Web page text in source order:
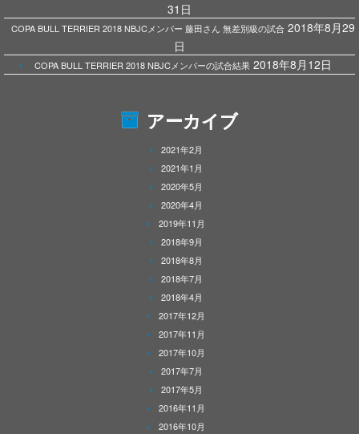
31日
COPA BULL TERRIER 2018 NBJCメンバー 藤田さん 無差別級の試合 2018年8月29
日
COPA BULL TERRIER 2018 NBJCメンバーの試合結果 2018年8月12日
アーカイブ
2021年2月
2021年1月
2020年5月
2020年4月
2019年11月
2018年9月
2018年8月
2018年7月
2018年4月
2017年12月
2017年11月
2017年10月
2017年7月
2017年5月
2016年11月
2016年10月